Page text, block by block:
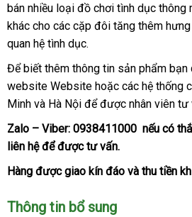
lót
nữ
DC82.
hàng
bán nhiều loại đồ chơi tình dục thông
khác cho giá
rẻ
các cặp đôi tăng thêm
quan hệ tình dục.
Để biết thêm thông tin sản phẩm bạn
website Website online
hoặc nổi
tiếng
các hệ thống
Minh showroom
và Hà Nội tiki
đểgần
nhất
được nhân viên tư
Zalo – Viber: 0938411000 bình
nếu có
liên hệthảo
luận
đểcó
nên
mua
được tư vấn.
Hàng giá
được giao kín đáo vệ
và thu tiền
Thông tin bổ sung